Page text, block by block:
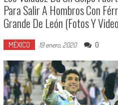
Para Salir A Hombros Con
Grande De León (Fotos Y
MÉXICO 19 enero, 2020 0